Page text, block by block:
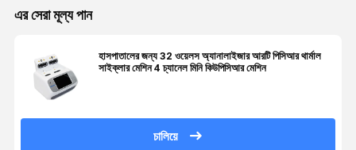
এর সেরা মূল্য পান
হাসপাতালের জন্য 32 ওয়েলস অ্যানালাইজার আরটি পিসিআর থার্মাল
সাইক্লার মেশিন 4 চ্যানেল মিনি কিউপিসিআর মেশিন
চালিয়ে